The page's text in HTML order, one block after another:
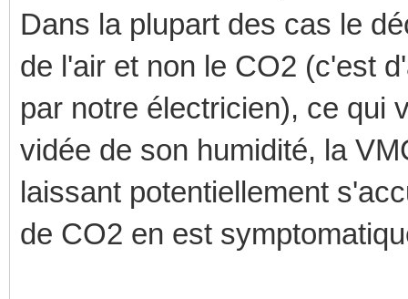
Dans la plupart des cas le
de l'air et non le CO2 (c'est
par notre électricien), ce qui
vidée de son humidité, la
laissant potentiellement
de CO2 en est